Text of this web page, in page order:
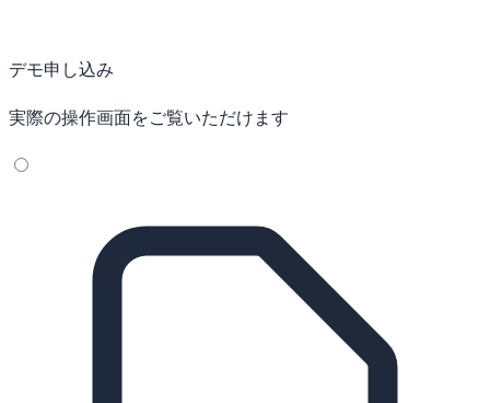
デモ申し込み
実際の操作画面をご覧いただけます